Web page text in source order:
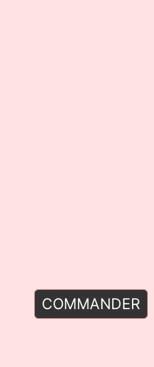
COMMANDER